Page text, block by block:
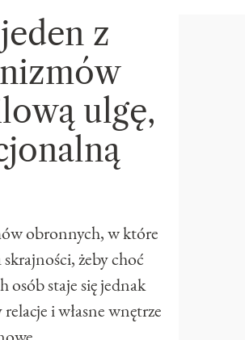
z
ulgę,
obronnych, w które
żeby choć
staje się jednak
i własne wnętrze